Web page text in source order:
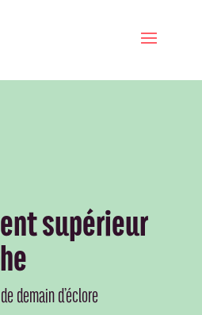
supérieur
demain d’éclore